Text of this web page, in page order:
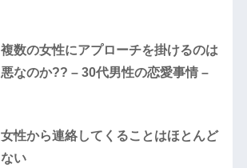
複数の女性にアプローチを掛けるのは
悪なのか?? – 30代男性の恋愛事情 –
女性から連絡してくることはほとんど
ない